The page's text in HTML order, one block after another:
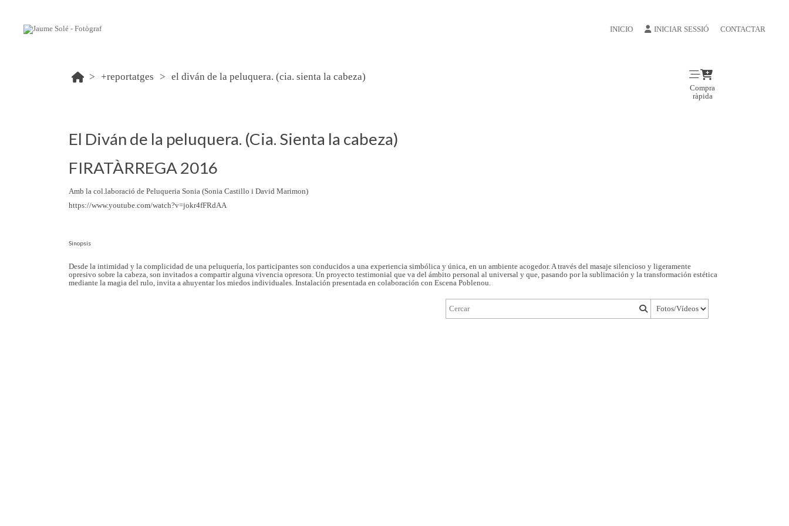
INICIO INICIAR SESSIÓ CONTACTAR
+reportatges el diván de la peluquera. (cia. sienta la cabeza)
Compra
ràpida
El Diván de la peluquera. (Cia. Sienta la cabeza)
FIRATÀRREGA 2016
Amb la col.laboració de Peluqueria Sonia (Sonia Castillo i David Marimon)
https://www.youtube.com/watch?v=jokr4fFRdAA
Sinopsis
Desde la intimidad y la complicidad de una peluquería, los participantes son conducidos a una experiencia simbólica y única, en un ambiente acogedor. A través del masaje silencioso y ligeramente
opresivo sobre la cabeza, son invitados a compartir alguna vivencia opresora. Un proyecto testimonial que va del ámbito personal al universal y que, pasando por la sublimación y la transformación estética
mediante la magia del rulo, invita a ahuyentar los miedos individuales. Instalación presentada en colaboración con Escena Poblenou.